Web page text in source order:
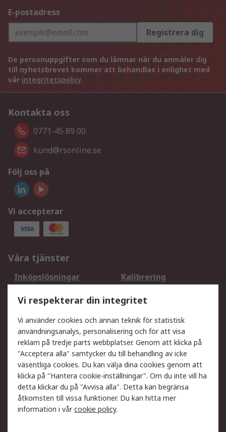
E-postadress
Registrera dig
De personuppgifter som du lämnar när du anmäler dig
till nyhetsbrevet kommer att behandlas i enlighet med
vår integritetspolicy.
Kontakta oss
0771-45 89 00
kund@rsonline.se
Följ oss på
Vi accepterar
Våra tjänster
Inköpslösningar
Kalibrering
DesignSpark
Teknisk Support
Ditt lokala säljteam
Exportlösningar
Support
Få hjälp
Retur av varor
Leverans
Spåra din order
Begär en fakturakopi
Fördelar med RS-konto
Betalningsalternativ
Vi respekterar din integritet
Vi använder cookies och annan teknik för statistisk
användningsanalys, personalisering och för att visa
reklam på tredje parts webbplatser. Genom att klicka på
"Acceptera alla" samtycker du till behandling av icke
väsentliga cookies. Du kan välja dina cookies genom att
klicka på "Hantera cookie-inställningar". Om du inte vill ha
detta klickar du på "Avvisa alla". Detta kan begränsa
åtkomsten till vissa funktioner. Du kan hitta mer
information i vårcookie policy.